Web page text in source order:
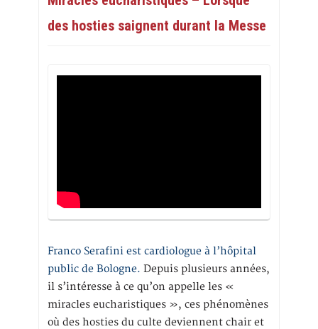
des hosties saignent durant la Messe
Franco Serafini est cardiologue à l’hôpital
public de Bologne. Depuis plusieurs années,
il s’intéresse à ce qu’on appelle les «
miracles eucharistiques », ces phénomènes
où des hosties du culte deviennent chair et